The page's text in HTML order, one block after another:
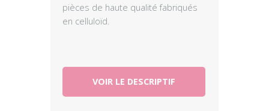
pièces de haute qualité fabriqués
en celluloïd.
VOIR LE DESCRIPTIF